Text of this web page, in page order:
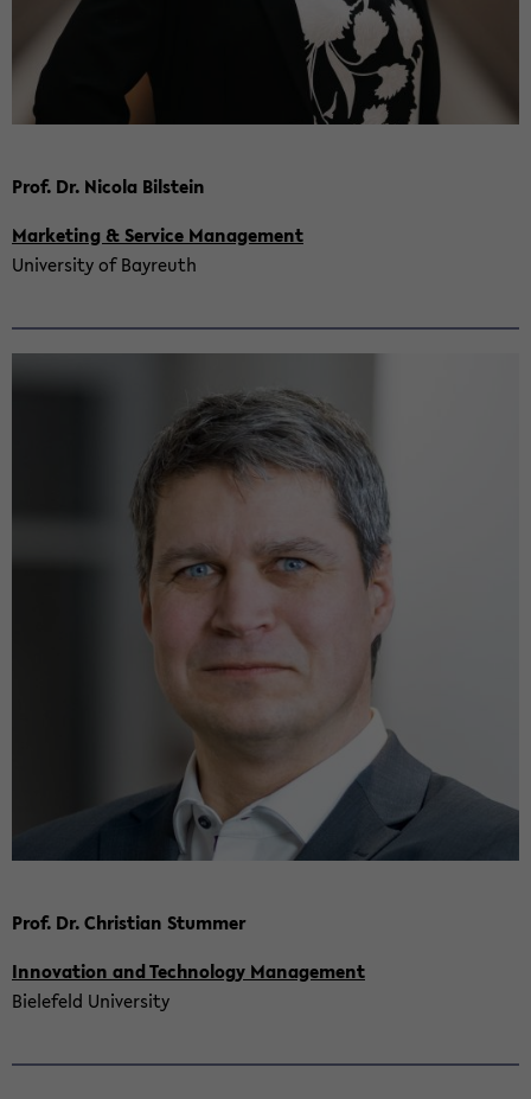
Prof. Dr. Ni­co­la Bil­stein
Mar­ke­ting & Ser­vice Ma­nage­ment
Uni­ver­si­ty of Bay­reuth
Prof. Dr. Chris­ti­an Stum­mer
In­no­va­ti­on and Tech­no­lo­gy Ma­nage­ment
Bie­le­feld Uni­ver­si­ty